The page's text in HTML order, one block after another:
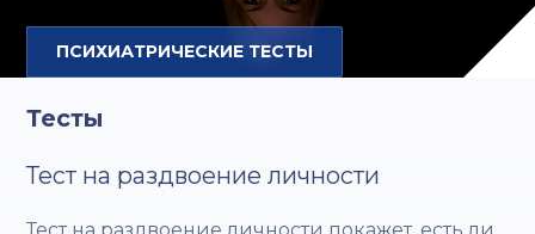
ПСИХИАТРИЧЕСКИЕ ТЕСТЫ
Тесты
Тест на раздвоение личности
Тест на раздвоение личности покажет, есть ли